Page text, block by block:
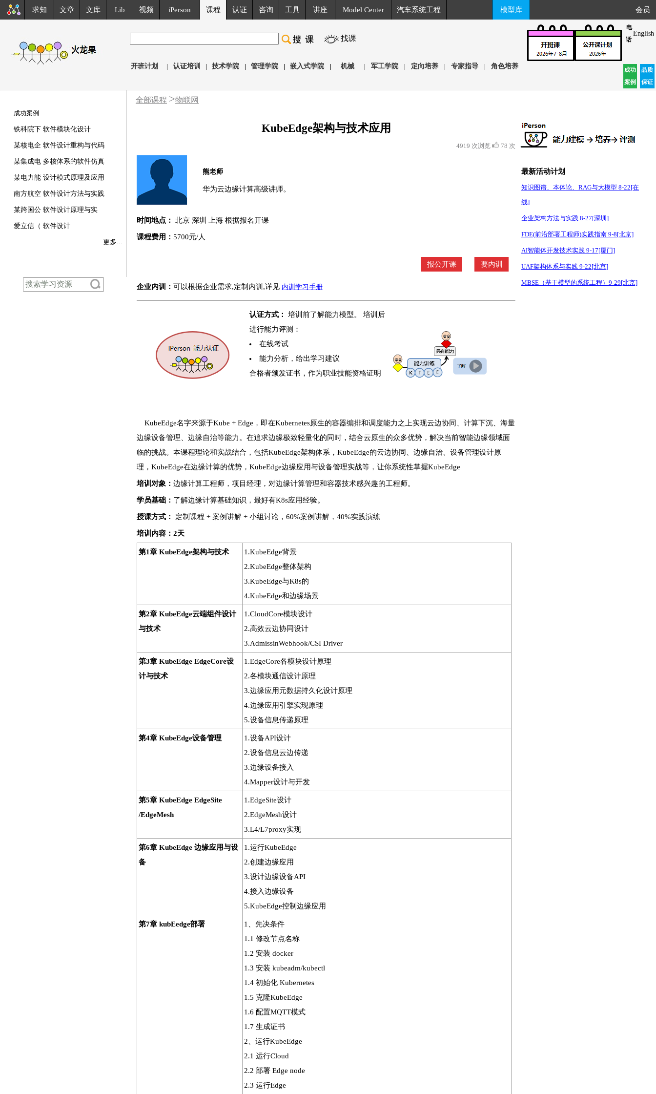
求知 文章 文库 Lib 视频 iPerson 课程 认证 咨询 工具 讲座 Model Center 汽车系统工程 模型库 会员
找课
开班计划 | 认证培训 | 技术学院 | 管理学院 | 嵌入式学院 | 机械 | 军工学院 | 定向培养 | 专家指导 | 角色培养
电
话
English
成功
案例
品质
保证
成功案例
铁科院下 软件模块化设计
某核电企 软件设计重构与代码
某集成电 多核体系的软件仿真
某电力能 设计模式原理及应用
南方航空 软件设计方法与实践
某跨国公 软件设计原理与实
爱立信（ 软件设计
更多...
全部课程 >物联网
KubeEdge架构与技术应用
4919 次浏览 78 次
熊老师
华为云边缘计算高级讲师。
时间地点： 北京 深圳 上海 根据报名开课
课程费用： 5700元/人
报公开课 要内训
企业内训： 可以根据企业需求,定制内训,详见 内训学习手册
认证方式：
培训前了解能力模型。 培训后
进行能力评测：
在线考试
能力分析，给出学习建议
合格者颁发证书，作为职业技能资格证明
KubeEdge名字来源于Kube + Edge，即在Kubernetes原生的容器编排和调度能力之上实现云边协同、计算下沉、海量
边缘设备管理、边缘自治等能力。在追求边缘极致轻量化的同时，结合云原生的众多优势，解决当前智能边缘领域面
临的挑战。本课程理论和实战结合，包括KubeEdge架构体系，KubeEdge的云边协同、边缘自治、设备管理设计原
理，KubeEdge在边缘计算的优势，KubeEdge边缘应用与设备管理实战等，让你系统性掌握KubeEdge
培训对象： 边缘计算工程师，项目经理，对边缘计算管理和容器技术感兴趣的工程师。
学员基础： 了解边缘计算基础知识，最好有K8s应用经验。
授课方式： 定制课程 + 案例讲解 + 小组讨论，60%案例讲解，40%实践演练
培训 内容：2天
第1章 KubeEdge架构与技术
1.KubeEdge背景
2.KubeEdge整体架构
3.KubeEdge与K8s的
4.KubeEdge和边缘场景
第2章 KubeEdge云端组件设计
与技术
1.CloudCore模块设计
2.高效云边协同设计
3.AdmissinWebhook/CSI Driver
第3章 KubeEdge EdgeCore设
计与技术
1.EdgeCore各模块设计原理
2.各模块通信设计原理
3.边缘应用元数据持久化设计原理
4.边缘应用引擎实现原理
5.设备信息传递原理
第4章 KubeEdge设备管理
1.设备API设计
2.设备信息云边传递
3.边缘设备接入
4.Mapper设计与开发
第5章 KubeEdge EdgeSite
/EdgeMesh
1.EdgeSite设计
2.EdgeMesh设计
3.L4/L7proxy实现
第6章 KubeEdge 边缘应用与设
备
1.运行KubeEdge
2.创建边缘应用
3.设计边缘设备API
4.接入边缘设备
5.KubeEdge控制边缘应用
第7章 kubEedge部署
1、先决条件
1.1 修改节点名称
1.2 安装 docker
1.3 安装 kubeadm/kubectl
1.4 初始化 Kubernetes
1.5 克隆KubeEdge
1.6 配置MQTT模式
1.7 生成证书
2、运行KubeEdge
2.1 运行Cloud
2.2 部署 Edge node
2.3 运行Edge
最新活动计划
知识图谱、本体论、RAG与大模型 8-22[在
线]
企业架构方法与实践 8-27[深圳]
FDE(前沿部署工程师)实践指南 9-8[北京]
AI智能体开发技术实践 9-17[厦门]
UAF架构体系与实践 9-22[北京]
MBSE（基于模型的系统工程）9-29[北京]